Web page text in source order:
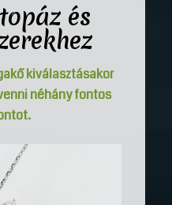
és
kiválasztásakor
néhány fontos